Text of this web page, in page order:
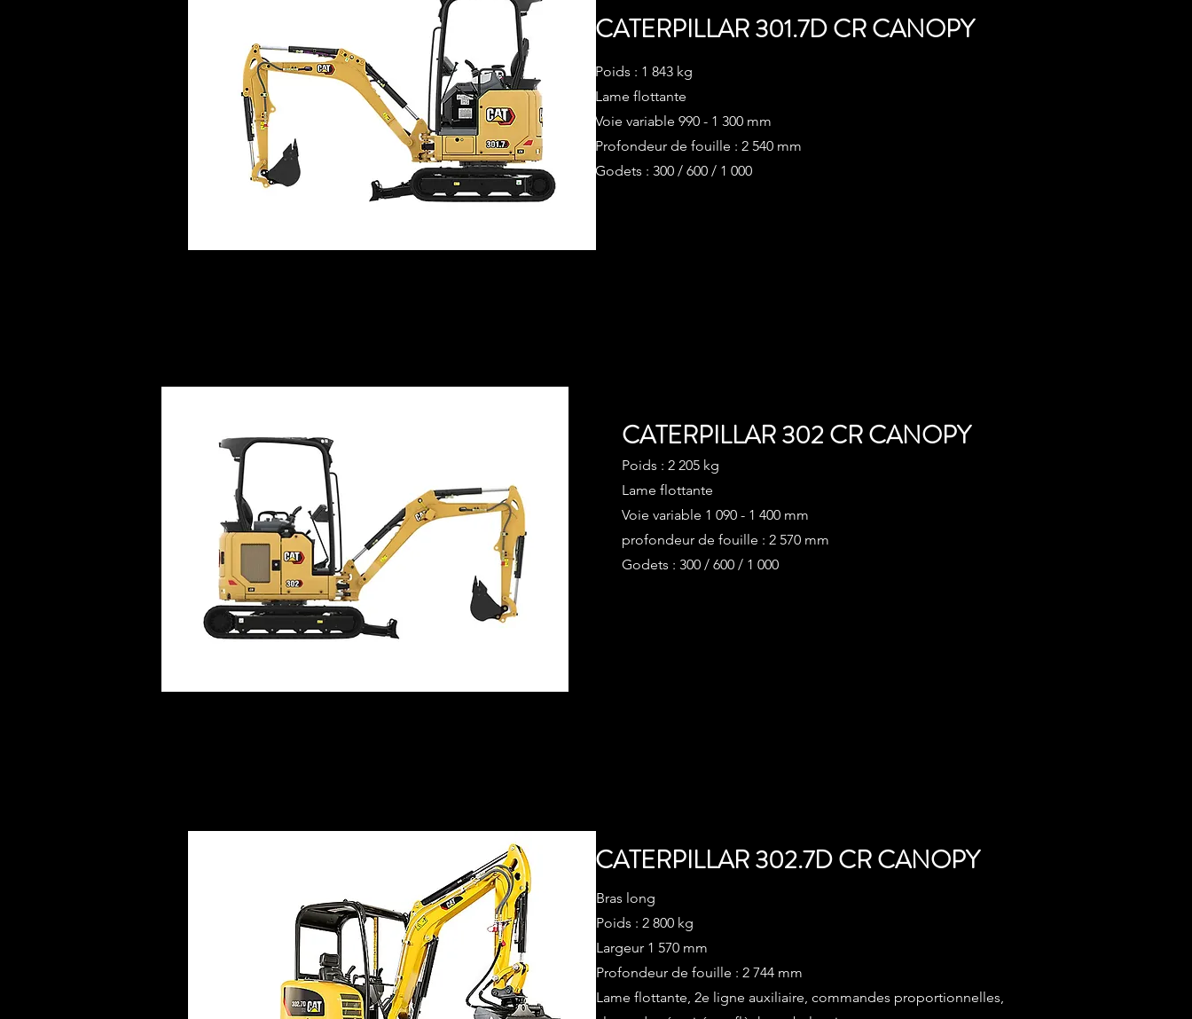
CATERPILLAR 301.7D CR CANOPY
Poids : 1 843 kg
Lame flottante
Voie variable 990 - 1 300 mm
Profondeur de fouille : 2 540 mm
Godets : 300 / 600 / 1 000
CATERPILLAR 302 CR CANOPY
Poids : 2 205 kg
Lame flottante
Voie variable 1 090 - 1 400 mm
profondeur de fouille : 2 570 mm
Godets : 300 / 600 / 1 000
CATERPILLAR 302.7D CR CANOPY
Bras long
Poids : 2 800 kg
Largeur 1 570 mm
Profondeur de fouille : 2 744 mm
Lame flottante, 2e ligne auxiliaire, commandes proportionnelles,